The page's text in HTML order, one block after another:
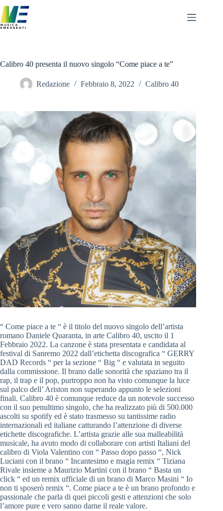
al
contenuto
Calibro 40 presenta il nuovo singolo “Come piace a te”
Redazione Febbraio 8, 2022 Calibro 40
“ Come piace a te “ è il titolo del nuovo singolo dell’artista
romano Daniele Quaranta, in arte Calibro 40, uscito il 1
Febbraio 2022. La canzone è stata presentata e candidata al
festival di Sanremo 2022 dall’etichetta discografica “ GERRY
DAD Records “ per la sezione “ Big “ e valutata in seguito
dalla commissione. Il brano dalle sonorità che spaziano tra il
rap, il trap e il pop, purtroppo non ha visto comunque la luce
sul palco dell’ Ariston non superando appunto le selezioni
finali. Calibro 40 è comunque reduce da un notevole successo
con il suo penultimo singolo, che ha realizzato più di 500.000
ascolti su spotify ed è stato trasmesso su tantissime radio
internazionali ed italiane catturando l’attenzione di diverse
etichette discografiche. L’artista grazie alle sua malleabilità
musicale, ha avuto modo di collaborare con artisti Italiani del
calibro di Viola Valentino con “ Passo dopo passo “, Nick
Luciani con il brano “ Incantesimo e magia remix “ Tiziana
Rivale insieme a Maurizio Martini con il brano “ Basta un
click “ ed un remix ufficiale di un brano di Marco Masini “ Io
non ti sposerò remix “. Come piace a te è un brano profondo e
passionale che parla di quei piccoli gesti e attenzioni che solo
l’amore pure e vero sanno darne il reale valore.